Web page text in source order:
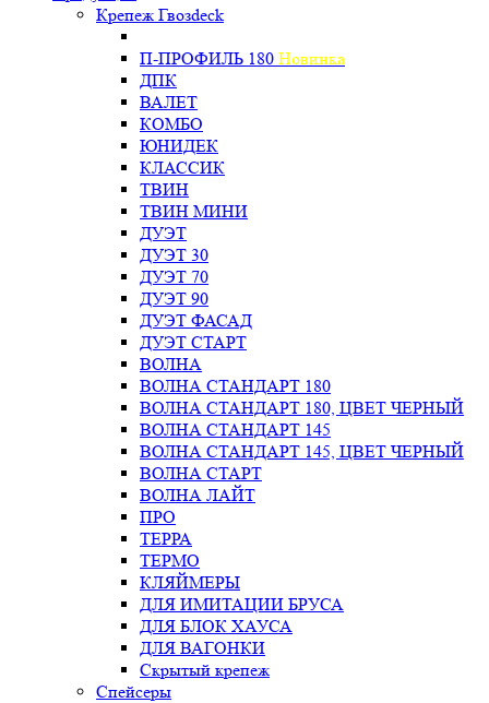
Крепеж Гвозdeck
П-ПРОФИЛЬ 180 Новинка
ДПК
ВАЛЕТ
КОМБО
ЮНИДЕК
КЛАССИК
ТВИН
ТВИН МИНИ
ДУЭТ
ДУЭТ 30
ДУЭТ 70
ДУЭТ 90
ДУЭТ ФАСАД
ДУЭТ СТАРТ
ВОЛНА
ВОЛНА СТАНДАРТ 180
ВОЛНА СТАНДАРТ 180, ЦВЕТ ЧЕРНЫЙ
ВОЛНА СТАНДАРТ 145
ВОЛНА СТАНДАРТ 145, ЦВЕТ ЧЕРНЫЙ
ВОЛНА СТАРТ
ВОЛНА ЛАЙТ
ПРО
ТЕРРА
ТЕРМО
КЛЯЙМЕРЫ
ДЛЯ ИМИТАЦИИ БРУСА
ДЛЯ БЛОК ХАУСА
ДЛЯ ВАГОНКИ
Скрытый крепеж
Спейсеры